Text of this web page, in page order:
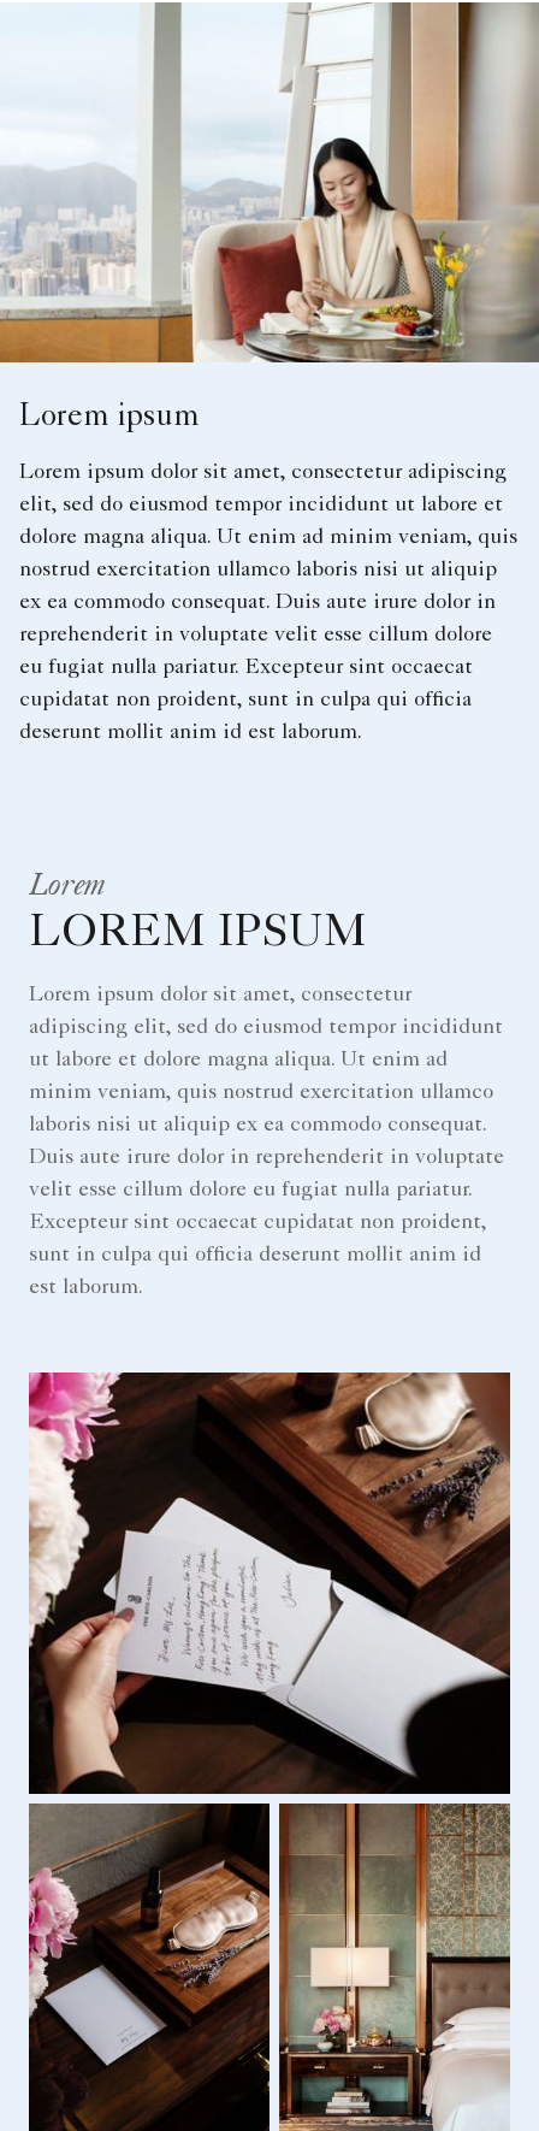
Lorem ipsum
Lorem ipsum dolor sit amet, consectetur adipiscing
elit, sed do eiusmod tempor incididunt ut labore et
dolore magna aliqua. Ut enim ad minim veniam, quis
nostrud exercitation ullamco laboris nisi ut aliquip
ex ea commodo consequat. Duis aute irure dolor in
reprehenderit in voluptate velit esse cillum dolore
eu fugiat nulla pariatur. Excepteur sint occaecat
cupidatat non proident, sunt in culpa qui officia
deserunt mollit anim id est laborum.
Lorem
LOREM IPSUM
Lorem ipsum dolor sit amet, consectetur
adipiscing elit, sed do eiusmod tempor incididunt
ut labore et dolore magna aliqua. Ut enim ad
minim veniam, quis nostrud exercitation ullamco
laboris nisi ut aliquip ex ea commodo consequat.
Duis aute irure dolor in reprehenderit in voluptate
velit esse cillum dolore eu fugiat nulla pariatur.
Excepteur sint occaecat cupidatat non proident,
sunt in culpa qui officia deserunt mollit anim id
est laborum.